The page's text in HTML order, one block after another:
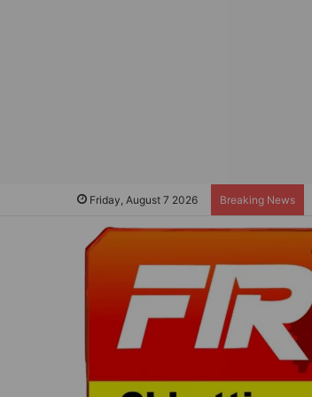
Friday, August 7 2026 Breaking News